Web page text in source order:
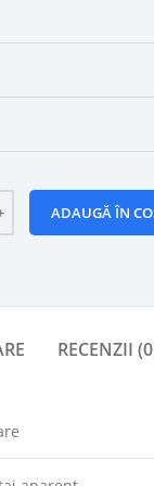
ADAUGĂ ÎN
RECENZII